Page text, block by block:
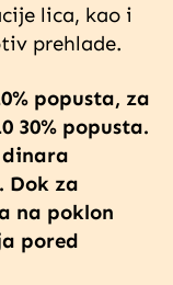
lica, kao i
prehlade.
popusta, za
30% popusta.
dinara
Dok za
na poklon
pored